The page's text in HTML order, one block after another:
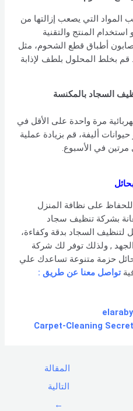
المواد التي يصعب إزالتها من
المنتج والتقنية
أطباق قطع الشحوم، مثل
بخلط المحلول بلطف لإذابة
يجب تنظيف السجاد بالمكنسة
مرة واحدة على الأقل في
أليفة، قم بزيادة عملية
مرتين في الأسبوع.
على نظافة المنزل
بشركة تنظيف سجاد
السجاد بدقة وكفاءة،
, ولذلك توفر لك شركة
حزمة متنوعة تساعدك علي
تواصل معنا عن طريق :
Carpet-Cleaning
المقالة
التالية
←